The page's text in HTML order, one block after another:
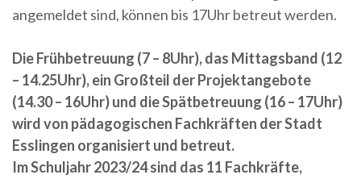
angemeldet sind, können bis 17Uhr betreut werden.
Die Frühbetreuung (7 – 8Uhr), das Mittagsband (12
– 14.25Uhr), ein Großteil der Projektangebote
(14.30 – 16Uhr) und die Spätbetreuung (16 – 17Uhr)
wird von pädagogischen Fachkräften der Stadt
Esslingen organisiert und betreut.
Im Schuljahr 2023/24 sind das 11 Fachkräfte,